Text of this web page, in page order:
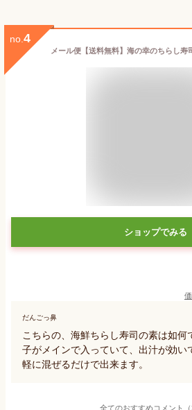
no. 4
ショップでみる
だんごっ鼻
こちらの、海鮮ちらし寿司の素は如何
子がメインで入っていて、出汁が効い
軽に混ぜるだけで出来ます。
全てのおすすめコメント（